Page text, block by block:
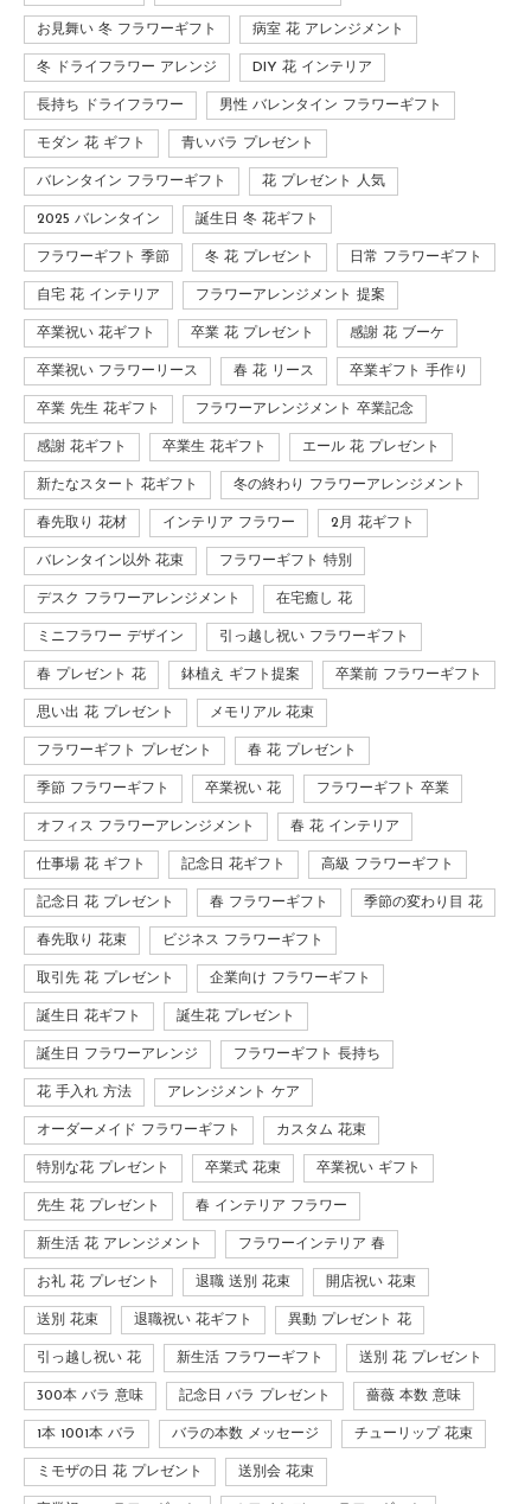
お見舞い 冬 フラワーギフト 病室 花 アレンジメント
冬 ドライフラワー アレンジ DIY 花 インテリア
長持ち ドライフラワー 男性 バレンタイン フラワーギフト
モダン 花 ギフト 青いバラ プレゼント
バレンタイン フラワーギフト 花 プレゼント 人気
2025 バレンタイン 誕生日 冬 花ギフト
フラワーギフト 季節 冬 花 プレゼント 日常 フラワーギフト
自宅 花 インテリア フラワーアレンジメント 提案
卒業祝い 花ギフト 卒業 花 プレゼント 感謝 花 ブーケ
卒業祝い フラワーリース 春 花 リース 卒業ギフト 手作り
卒業 先生 花ギフト フラワーアレンジメント 卒業記念
感謝 花ギフト 卒業生 花ギフト エール 花 プレゼント
新たなスタート 花ギフト 冬の終わり フラワーアレンジメント
春先取り 花材 インテリア フラワー 2月 花ギフト
バレンタイン以外 花束 フラワーギフト 特別
デスク フラワーアレンジメント 在宅癒し 花
ミニフラワー デザイン 引っ越し祝い フラワーギフト
春 プレゼント 花 鉢植え ギフト提案 卒業前 フラワーギフト
思い出 花 プレゼント メモリアル 花束
フラワーギフト プレゼント 春 花 プレゼント
季節 フラワーギフト 卒業祝い 花 フラワーギフト 卒業
オフィス フラワーアレンジメント 春 花 インテリア
仕事場 花 ギフト 記念日 花ギフト 高級 フラワーギフト
記念日 花 プレゼント 春 フラワーギフト 季節の変わり目 花
春先取り 花束 ビジネス フラワーギフト
取引先 花 プレゼント 企業向け フラワーギフト
誕生日 花ギフト 誕生花 プレゼント
誕生日 フラワーアレンジ フラワーギフト 長持ち
花 手入れ 方法 アレンジメント ケア
オーダーメイド フラワーギフト カスタム 花束
特別な花 プレゼント 卒業式 花束 卒業祝い ギフト
先生 花 プレゼント 春 インテリア フラワー
新生活 花 アレンジメント フラワーインテリア 春
お礼 花 プレゼント 退職 送別 花束 開店祝い 花束
送別 花束 退職祝い 花ギフト 異動 プレゼント 花
引っ越し祝い 花 新生活 フラワーギフト 送別 花 プレゼント
300本 バラ 意味 記念日 バラ プレゼント 薔薇 本数 意味
1本 1001本 バラ バラの本数 メッセージ チューリップ 花束
ミモザの日 花 プレゼント 送別会 花束